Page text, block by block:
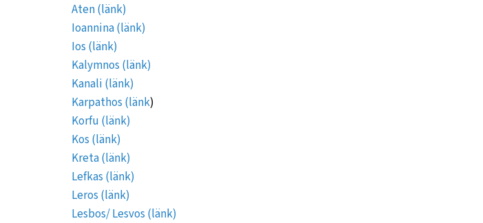
Aten (länk)
Ioannina (länk)
Ios (länk)
Kalymnos (länk)
Kanali (länk)
Karpathos (länk)
Korfu (länk)
Kos (länk)
Kreta (länk)
Lefkas (länk)
Leros (länk)
Lesbos/ Lesvos (länk)